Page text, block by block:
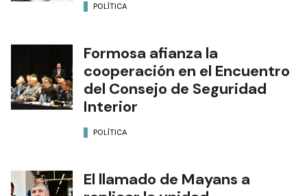
POLÍTICA
Formosa afianza la
cooperación en el Encuentro
del Consejo de Seguridad
Interior
POLÍTICA
El llamado de Mayans a